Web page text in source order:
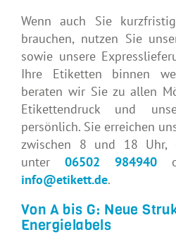
Wenn auch Sie
brauchen, nutzen Sie
sowie unsere
Ihre Etiketten binnen
beraten wir Sie zu allen
Etikettendruck und
persönlich. Sie erreichen
zwischen 8 und 18 Uhr,
unter 06502 984940
info@etikett.de.
Von A bis G: Neue
Energielabels